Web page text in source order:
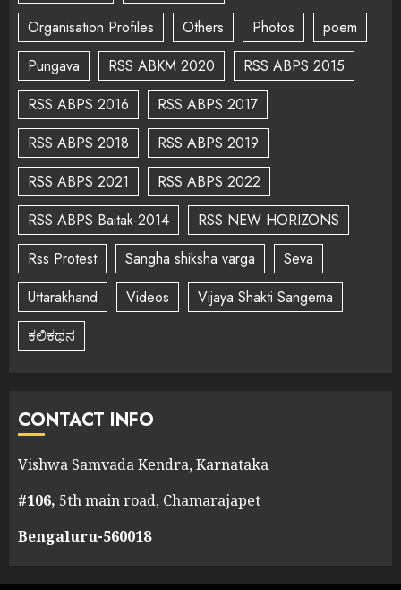
Organisation Profiles
Others Photos
poem
Pungava
RSS ABKM 2020
RSS ABPS 2015
RSS ABPS 2016
RSS ABPS 2017
RSS ABPS 2018
RSS ABPS 2019
RSS ABPS 2021
RSS ABPS 2022
RSS ABPS Baitak-2014
RSS NEW HORIZONS
Rss Protest
Sangha shiksha varga
Seva
Uttarakhand
Videos
Vijaya Shakti Sangema
ಕಲಿಕಥನ
CONTACT INFO
Vishwa Samvada Kendra, Karnataka
#106, 5th main road, Chamarajapet
Bengaluru-560018